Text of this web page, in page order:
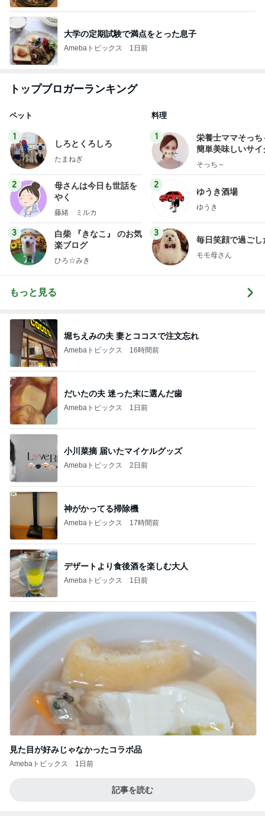
大学の定期試験で満点をとった息子
Amebaトピックス 1日前
トップブロガーランキング
ペット
1
しろとくろしろ
たまねぎ
2
母さんは今日も世話を
やく
藤緒 ミルカ
3
白柴 『きなこ』 のお気
楽ブログ
ひろ☆みき
料理
1
栄養士ママそっち
簡単美味しいサイ
献立
そっち～
2
ゆうき酒場
ゆうき
3
毎日笑顔で過ごし
モモ母さん
もっと見る
堀ちえみの夫 妻とココスで注文忘れ
Amebaトピックス 16時間前
だいたの夫 迷った末に選んだ歯
Amebaトピックス 1日前
小川菜摘 届いたマイケルグッズ
Amebaトピックス 2日前
神がかってる掃除機
Amebaトピックス 17時間前
デザートより食後酒を楽しむ大人
Amebaトピックス 1日前
見た目が好みじゃなかったコラボ品
Amebaトピックス 1日前
記事を読む